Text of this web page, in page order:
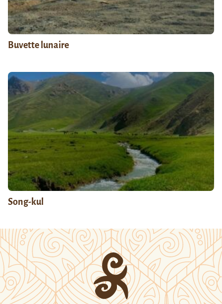
Buvette lunaire
Song-kul